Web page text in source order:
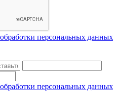
персональных данных
персональных данных